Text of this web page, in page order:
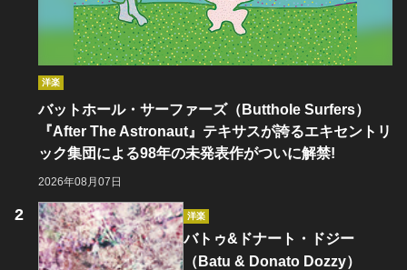
洋楽
バットホール・サーファーズ（Butthole Surfers）
『After The Astronaut』テキサスが誇るエキセントリ
ック集団による98年の未発表作がついに解禁!
2026年08月07日
洋楽
バトゥ&ドナート・ドジー
（Batu & Donato Dozzy）